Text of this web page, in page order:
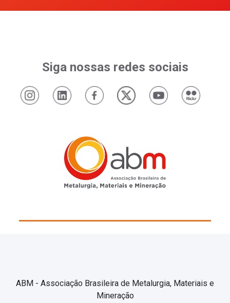
Siga nossas redes sociais
ABM - Associação Brasileira de Metalurgia, Materiais e
Mineração